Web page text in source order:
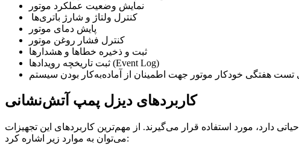
نمایش وضعیت عملکرد موتور
کنترل ولتاژ و شارژ باتری‌ها
پایش دمای موتور
کنترل فشار روغن موتور
ثبت و ذخیره خطاها و هشدارها
ثبت تاریخچه رویدادها (Event Log)
تست هفتگی خودکار موتور جهت اطمینان از آماده‌به‌کار بودن سیستم
کاربردهای دیزل پمپ آتش‌نشانی
دارد، مورد استفاده قرار می‌گیرند. از مهم‌ترین کاربردهای این تجهیزات
می‌توان به موارد زیر اشاره کرد: